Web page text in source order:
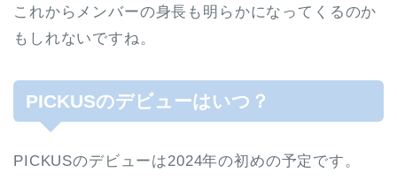
これからメンバーの身長も明らかになってくるのか
もしれないですね。
PICKUSのデビューはいつ？
PICKUSのデビューは2024年の初めの予定です。